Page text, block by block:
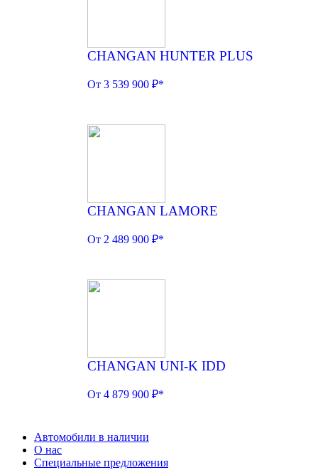
CHANGAN HUNTER PLUS
От 3 539 900 ₽*
CHANGAN LAMORE
От 2 489 900 ₽*
CHANGAN UNI-K IDD
От 4 879 900 ₽*
Автомобили в наличии
О нас
Специальные предложения